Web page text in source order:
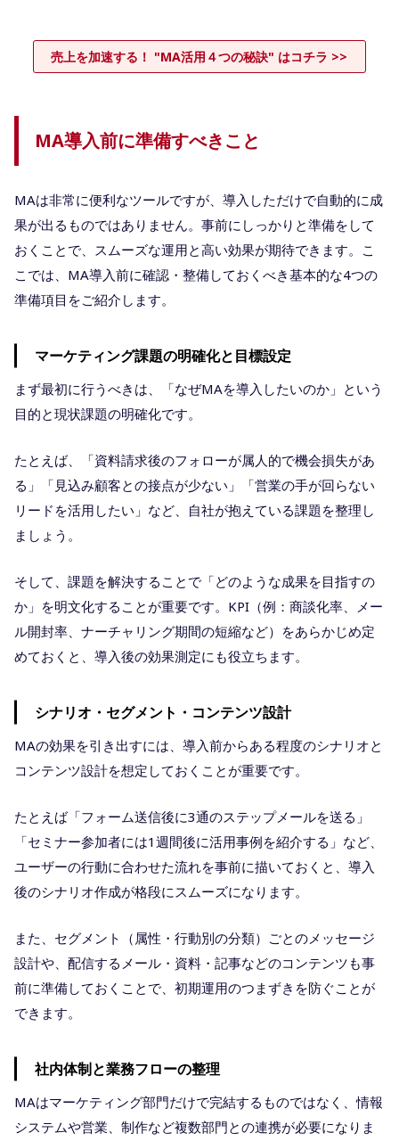
売上を加速する！ "MA活用４つの秘訣" はコチラ >>
MA導入前に準備すべきこと
MAは非常に便利なツールですが、導入しただけで自動的に成
果が出るものではありません。事前にしっかりと準備をして
おくことで、スムーズな運用と高い効果が期待できます。こ
こでは、MA導入前に確認・整備しておくべき基本的な4つの
準備項目をご紹介します。
マーケティング課題の明確化と目標設定
まず最初に行うべきは、「なぜMAを導入したいのか」という
目的と現状課題の明確化です。
たとえば、「資料請求後のフォローが属人的で機会損失があ
る」「見込み顧客との接点が少ない」「営業の手が回らない
リードを活用したい」など、自社が抱えている課題を整理し
ましょう。
そして、課題を解決することで「どのような成果を目指すの
か」を明文化することが重要です。KPI（例：商談化率、メー
ル開封率、ナーチャリング期間の短縮など）をあらかじめ定
めておくと、導入後の効果測定にも役立ちます。
シナリオ・セグメント・コンテンツ設計
MAの効果を引き出すには、導入前からある程度のシナリオと
コンテンツ設計を想定しておくことが重要です。
たとえば「フォーム送信後に3通のステップメールを送る」
「セミナー参加者には1週間後に活用事例を紹介する」など、
ユーザーの行動に合わせた流れを事前に描いておくと、導入
後のシナリオ作成が格段にスムーズになります。
また、セグメント（属性・行動別の分類）ごとのメッセージ
設計や、配信するメール・資料・記事などのコンテンツも事
前に準備しておくことで、初期運用のつまずきを防ぐことが
できます。
社内体制と業務フローの整理
MAはマーケティング部門だけで完結するものではなく、情報
システムや営業、制作など複数部門との連携が必要になりま